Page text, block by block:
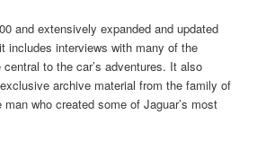
and extensively expanded and updated
includes interviews with many of the
to the car’s adventures. It also
archive material from the family of
who created some of Jaguar’s most